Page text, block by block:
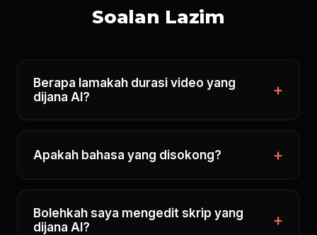
Soalan Lazim
Berapa lamakah durasi video yang
dijana AI?
Apakah bahasa yang disokong?
Bolehkah saya mengedit skrip yang
dijana AI?